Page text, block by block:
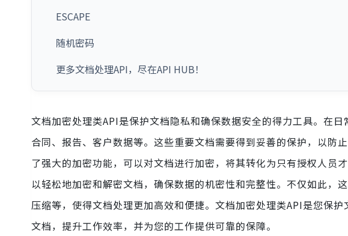
ESCAPE
随机密码
更多文档处理API，尽在API HUB！
文档加密处理类API是保护文档隐私和确保数据安全的得力工具。在
合同、报告、客户数据等。这些重要文档需要得到妥善的保护，以防
了强大的加密功能，可以对文档进行加密，将其转化为只有授权人员
以轻松地加密和解密文档，确保数据的机密性和完整性。不仅如此，
压缩等，使得文档处理更加高效和便捷。文档加密处理类API是您保
文档，提升工作效率，并为您的工作提供可靠的保障。